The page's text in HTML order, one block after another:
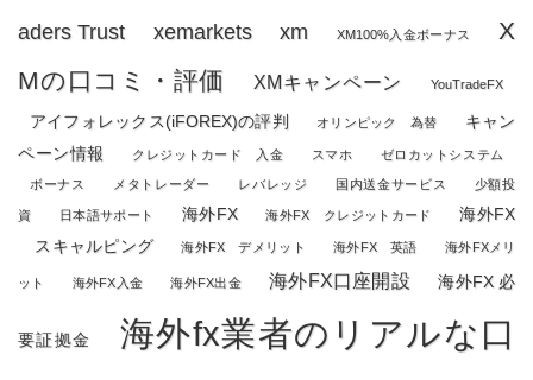
aders Trust
xemarkets xm XM100%入金ボーナス
X
Mの口コミ・評価
XMキャンペーン YouTradeFX
アイフォレックス(iFOREX)の評判 オリンピック 為替
キャン
ペーン情報
クレジットカード 入金 スマホ ゼロカットシステム
ボーナス メタトレーダー レバレッジ 国内送金サービス 少額投
資 日本語サポート 海外FX 海外FX クレジットカード
海外FX
スキャルピング
海外FX デメリット 海外FX 英語 海外FXメリ
ット 海外FX入金 海外FX出金 海外FX口座開設 海外FX 必
要証拠金
海外fx業者のリアルな口